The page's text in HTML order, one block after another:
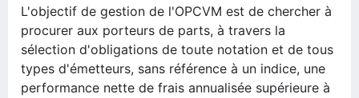
L'objectif de gestion de l'OPCVM est de chercher à
procurer aux porteurs de parts, à travers la
sélection d'obligations de toute notation et de tous
types d'émetteurs, sans référence à un indice, une
performance nette de frais annualisée supérieure à